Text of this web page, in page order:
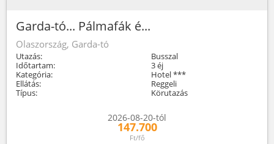
Garda-tó... Pálmafák é...
Olaszország, Garda-tó
Utazás:
Busszal
Időtartam:
3 éj
Kategória:
Hotel ***
Ellátás:
Reggeli
Típus:
Körutazás
2026-08-20-tól
147.700
Ft/fő